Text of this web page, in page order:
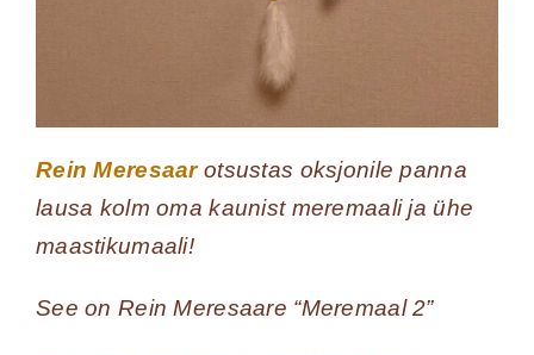
Rein Meresaarotsustas oksjonile panna
lausa kolm oma kaunist meremaali ja ühe
maastikumaali!
See on Rein Meresaare “Meremaal 2”